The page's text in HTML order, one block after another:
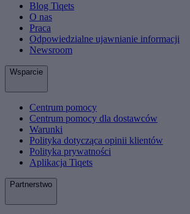
Blog Tiqets
O nas
Praca
Odpowiedzialne ujawnianie informacji
Newsroom
Wsparcie
Centrum pomocy
Centrum pomocy dla dostawców
Warunki
Polityka dotycząca opinii klientów
Polityka prywatności
Aplikacja Tiqets
Partnerstwo